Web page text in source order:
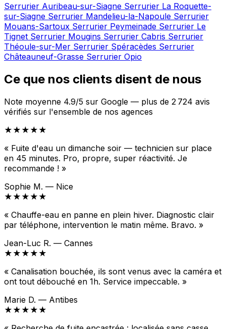
Serrurier Auribeau-sur-Siagne Serrurier La Roquette-
sur-Siagne Serrurier Mandelieu-la-Napoule Serrurier
Mouans-Sartoux Serrurier Peymeinade Serrurier Le
Tignet Serrurier Mougins Serrurier Cabris Serrurier
Théoule-sur-Mer Serrurier Spéracèdes Serrurier
Châteauneuf-Grasse Serrurier Opio
Ce que nos clients disent de nous
Note moyenne 4.9/5 sur Google — plus de 2 724 avis
vérifiés sur l'ensemble de nos agences
★★★★★
« Fuite d'eau un dimanche soir — technicien sur place
en 45 minutes. Pro, propre, super réactivité. Je
recommande ! »
Sophie M. — Nice
★★★★★
« Chauffe-eau en panne en plein hiver. Diagnostic clair
par téléphone, intervention le matin même. Bravo. »
Jean-Luc R. — Cannes
★★★★★
« Canalisation bouchée, ils sont venus avec la caméra et
ont tout débouché en 1h. Service impeccable. »
Marie D. — Antibes
★★★★★